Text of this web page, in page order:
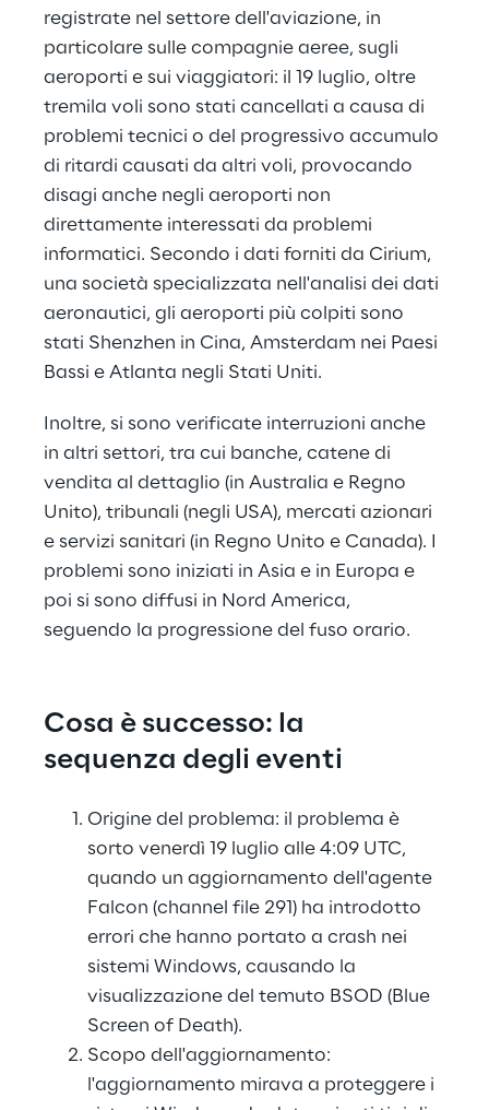
registrate nel settore dell'aviazione, in
particolare sulle compagnie aeree, sugli
aeroporti e sui viaggiatori: il 19 luglio, oltre
tremila voli sono stati cancellati a causa di
problemi tecnici o del progressivo accumulo
di ritardi causati da altri voli, provocando
disagi anche negli aeroporti non
direttamente interessati da problemi
informatici. Secondo i dati forniti da Cirium,
una società specializzata nell'analisi dei dati
aeronautici, gli aeroporti più colpiti sono
stati Shenzhen in Cina, Amsterdam nei Paesi
Bassi e Atlanta negli Stati Uniti.
Inoltre, si sono verificate interruzioni anche
in altri settori, tra cui banche, catene di
vendita al dettaglio (in Australia e Regno
Unito), tribunali (negli USA), mercati azionari
e servizi sanitari (in Regno Unito e Canada). I
problemi sono iniziati in Asia e in Europa e
poi si sono diffusi in Nord America,
seguendo la progressione del fuso orario.
Cosa è successo: la
sequenza degli eventi
Origine del problema: il problema è
sorto venerdì 19 luglio alle 4:09 UTC,
quando un aggiornamento dell'agente
Falcon (channel file 291) ha introdotto
errori che hanno portato a crash nei
sistemi Windows, causando la
visualizzazione del temuto BSOD (Blue
Screen of Death).
Scopo dell'aggiornamento:
l'aggiornamento mirava a proteggere i